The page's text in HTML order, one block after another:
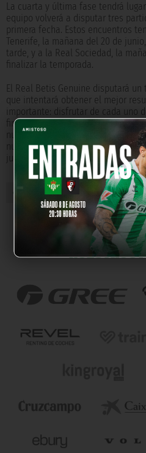
La cuarta y última fase tendrá
equipo volverá a disputar tres
primera fecha. Estos encuentros
Tenerife, la mañana del 20 de
tarde, y a la Real Sociedad, la
finalizar la temporada.
El Real Betis Genuine disputará
que intentará obtener el mejor
importante: disfrutar de cada uno
firmado la mejor temporada
nueva campaña se presenta
nuestros jugadores volverán a
juego limpio, el compañerismo y
« NOTICIA ANTERIOR
NUESTROS